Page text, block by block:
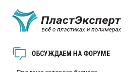
ОБСУЖДАЕМ НА ФОРУМЕ